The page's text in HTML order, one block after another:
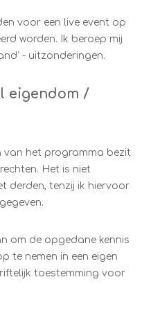
voor een live event op
worden. Ik beroep mij
- uitzonderingen.
eigendom /
van het programma bezit
Het is niet
derden, tenzij ik hiervoor
om de opgedane kennis
te nemen in een eigen
toestemming voor